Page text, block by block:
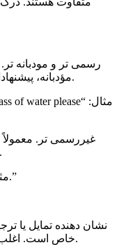
مؤدبانه، پیشنهادات و موقعیت‌های رسمی استفاده می‌شود.
– مثال: “of water please
ترجیحات عمومی یا لذت استفاده می شود.
–/ من آب را دوست دارم.”
خاص است. اغلب دلالت بر قصد فعلی یا نزدیک به آینده دارد.